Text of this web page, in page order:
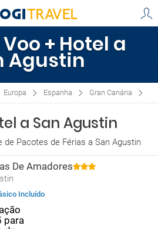
+ Hotel a
Agustin
Europa Espanha Gran Canária
a San Agustin
de Pacotes de Férias a San Agustin
De Amadores
Incluído